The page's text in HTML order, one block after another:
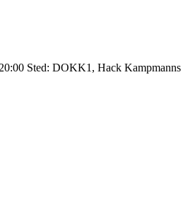
Sted: DOKK1, Hack